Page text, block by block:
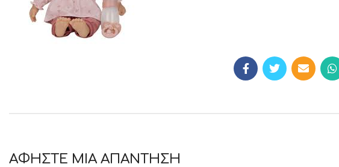
ΑΦΉΣΤΕ ΜΙΑ ΑΠΆΝΤΗΣΗ